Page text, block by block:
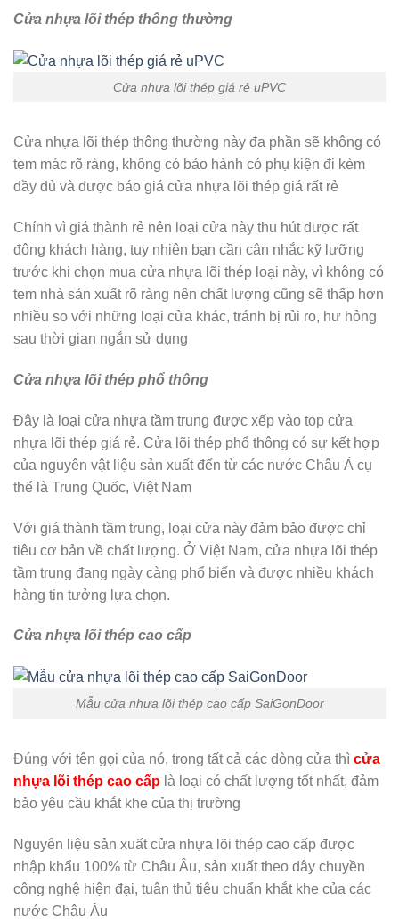
Cửa nhựa lõi thép thông thường
Cửa nhựa lõi thép giá rẻ uPVC
Cửa nhựa lõi thép thông thường này đa phần sẽ không có
tem mác rõ ràng, không có bảo hành có phụ kiện đi kèm
đầy đủ và được báo giá cửa nhựa lõi thép giá rất rẻ
Chính vì giá thành rẻ nên loại cửa này thu hút được rất
đông khách hàng, tuy nhiên bạn cần cân nhắc kỹ lưỡng
trước khi chọn mua cửa nhựa lõi thép loại này, vì không có
tem nhà sản xuất rõ ràng nên chất lượng cũng sẽ thấp hơn
nhiều so với những loại cửa khác, tránh bị rủi ro, hư hỏng
sau thời gian ngắn sử dụng
Cửa nhựa lõi thép phổ thông
Đây là loại cửa nhựa tầm trung được xếp vào top cửa
nhựa lõi thép giá rẻ. Cửa lõi thép phổ thông có sự kết hợp
của nguyên vật liệu sản xuất đến từ các nước Châu Á cụ
thể là Trung Quốc, Việt Nam
Với giá thành tầm trung, loại cửa này đảm bảo được chỉ
tiêu cơ bản về chất lượng. Ở Việt Nam, cửa nhựa lõi thép
tầm trung đang ngày càng phổ biến và được nhiều khách
hàng tin tưởng lựa chọn.
Cửa nhựa lõi thép cao cấp
Mẫu cửa nhựa lõi thép cao cấp SaiGonDoor
Đúng với tên gọi của nó, trong tất cả các dòng cửa thì cửa
nhựa lõi thép cao cấp là loại có chất lượng tốt nhất, đảm
bảo yêu cầu khắt khe của thị trường
Nguyên liệu sản xuất cửa nhựa lõi thép cao cấp được
nhập khẩu 100% từ Châu Âu, sản xuất theo dây chuyền
công nghệ hiện đại, tuân thủ tiêu chuẩn khắt khe của các
nước Châu Âu